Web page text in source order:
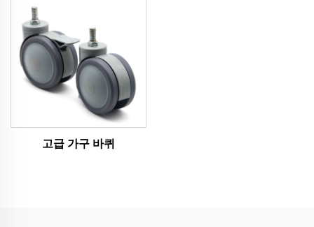
고급 가구 바퀴